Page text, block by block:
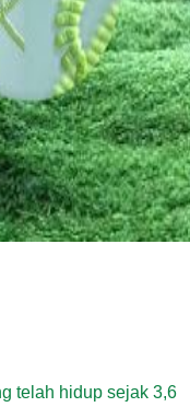
telah hidup sejak 3,6